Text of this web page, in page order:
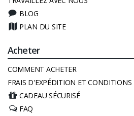
BLOG
PLAN DU SITE
Acheter
COMMENT ACHETER
FRAIS D'EXPÉDITION ET CONDITIONS
CADEAU SÉCURISÉ
FAQ